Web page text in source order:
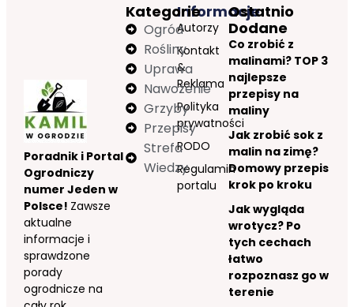
Poradnik i Portal
Ogrodniczy
numer Jeden w
Polsce! Zawsze
aktualne
informacje i
sprawdzone
porady
ogrodnicze na
Informacje
Autorzy
Kontakt
&
Reklama
Polityka
prywatności
RODO
Regulamin
portalu
Kategorie
Ogród
Rośliny
Uprawa
Nawożenie
Grzyby
Przepisy
Strefa
Wiedzy
Ostatnio
Dodane
Co zrobić z
malinami? TOP 3
najlepsze
przepisy na
maliny
Jak zrobić sok z
malin na zimę?
Domowy przepis
krok po kroku
Jak wygląda
wrotycz? Po
tych cechach
łatwo
rozpoznasz go w
terenie